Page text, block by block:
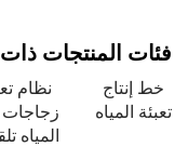
المنتجات ذات الصلة
المياه
نظام تعبئة
زجاجات
المياه تلقائيًا